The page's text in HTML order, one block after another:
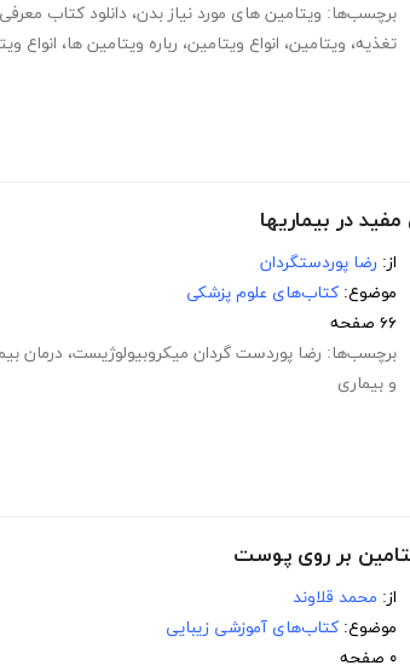
برچسب‌ها: ویتامین‌ های مورد نیاز بدن، دانلود کتاب
تغذیه، ویتامین، انواع ویتامین، رباره ویتامین ها، انواع
در بیماریها
از: رضا پوردستگردان
موضوع: کتاب‌های علوم پزشکی
۶۶ صفحه
برچسب‌ها: رضا پوردست گردان میکروبیولوژیست، درمان
و بیماری
بر روی پوست
از: محمد قلاوند
موضوع: کتاب‌های آموزشی زیبایی
۰ صفحه